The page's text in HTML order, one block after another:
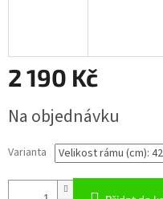
2 190 Kč
cena:
Na objednávku
Varianta